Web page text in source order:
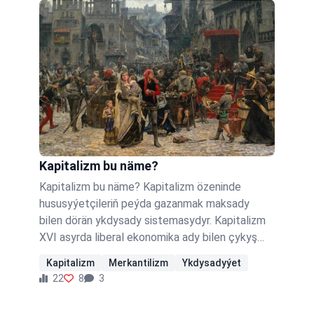
berilýän bütin hyzmatlaryň halka deň derejede
we…
Kapitalizm bu näme?
Kapitalizm bu näme? Kapitalizm özeninde
hususyýetçileriň peýda gazanmak maksady
bilen dörän ykdysady sistemasydyr. Kapitalizm
XVI asyrda liberal ekonomika ady bilen çykyş
hakyna tutmaklyk, bazar bäsdeşligini özünde
jemleýär. Bahalar kapitalizmde esasan bäsdeşler
Kapitalizm Merkantilizm
Ykdysadyýet
22
8 3